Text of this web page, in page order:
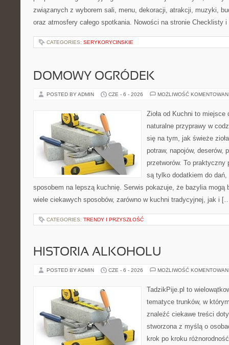
związanych z wyborem sali, menu, dekoracji, atrakcji, muzyki,
oraz atmosfery całego spotkania. Nowości na stronie Checklisty
CATEGORIES: SERYKORYCINSKIE
DOMOWY OGRÓDEK
POSTED BY ADMIN CZE - 6 - 2026 MOŻLIWOŚĆ
Zioła od Kuchni to miejsce
naturalne przyprawy w
się na tym, jak świeże
potraw, napojów, deserów,
przetworów. To praktyczny
są tylko dodatkiem do
sposobem na lepszą kuchnię. Serwis pokazuje, że bazylia mogą
wiele ciekawych sposobów, zarówno w kuchni tradycyjnej, jak i
CATEGORIES: TRENDY I PRZYSZŁOŚĆ
HISTORIA ALKOHOLU
POSTED BY ADMIN CZE - 6 - 2026 MOŻLIWOŚĆ
TadzikPije.pl to
tematyce trunków, w
znaleźć ciekawe treści
stworzona z myślą o
krok po kroku